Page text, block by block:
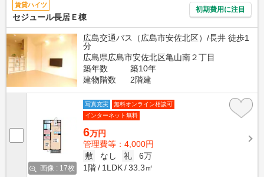
賃貸ハイツ
セジュール長居Ｅ棟
初期費用に注目
広島交通バス（広島市安佐北区）/長井 徒歩1
分
広島県広島市安佐北区亀山南２丁目
築年数
築10年
建物階数
2階建
画像 : 17枚
写真充実
無料オンライン相談可
インターネット無料
6万円
管理費等：4,000円
敷
なし 礼
6万
1階
1LDK 33.3㎡